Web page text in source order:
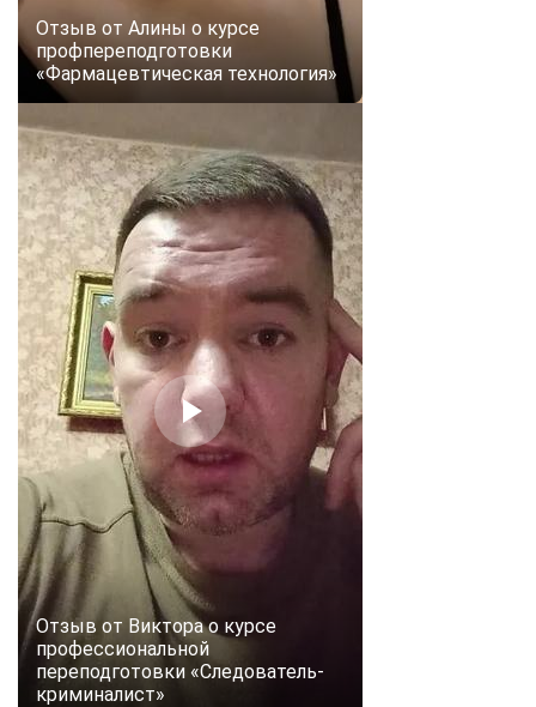
Отзыв от Алины о курсе
профпереподготовки
«Фармацевтическая технология»
Отзыв от Виктора о курсе
профессиональной
переподготовки «Следователь-
криминалист»